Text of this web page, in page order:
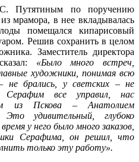
Путятиным по поручению
мрамора, в нее вкладывалась
помещался кипарисовый
Решив сохранить в целом
Заместитель директора
«Было много встреч,
художники, понимая всю
брались, у светских – не
все управил, нас
из Пскова – Анатолием
Это удивительный, глубоко
у него было много заказов,
Серафима, он решил, что
только эту работу».